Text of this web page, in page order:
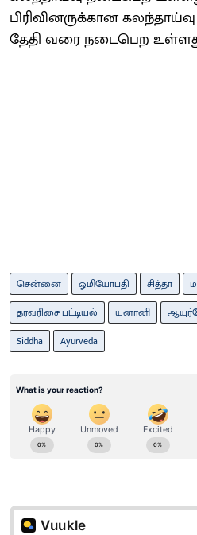
பிரிவினருக்கான கலந்தாய்வு
தேதி வரை நடைபெற
சென்னை ஓமியோபதி சித்தா
தரவரிசை பட்டியல்
யுனானி
Siddha
Ayurveda